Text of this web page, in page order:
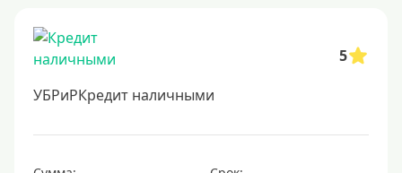
5
УБРиРКредит наличными